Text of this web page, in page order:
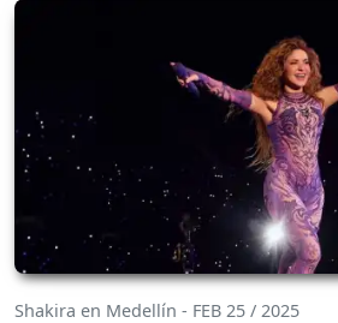
Shakira en Medellín - FEB 25 / 2025